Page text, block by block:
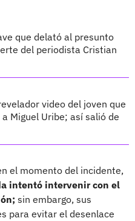
que delató al presunto
del periodista Cristian
video del joven que
Miguel Uribe; así salió de
el momento del incidente,
intentó intervenir con el
sin embargo, sus
para evitar el desenlace